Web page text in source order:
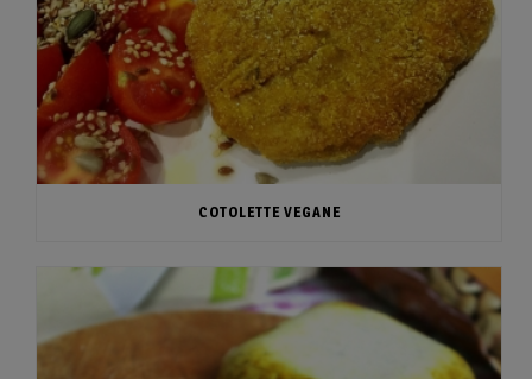
COTOLETTE VEGANE